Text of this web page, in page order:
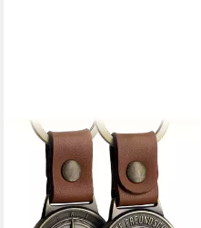
FABACH
Schlüsselanhänger Leder
Anhänger Northstar - Beste
Freunde - Glücksbringer
Geschenk